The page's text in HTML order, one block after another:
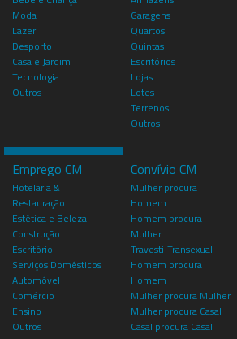
Moda
Lazer
Desporto
Casa e Jardim
Tecnologia
Outros
Garagens
Quartos
Quintas
Escritórios
Lojas
Lotes
Terrenos
Outros
Emprego CM
Hotelaria &
Restauração
Estética e Beleza
Construção
Escritório
Serviços Domésticos
Automóvel
Comércio
Ensino
Outros
Convívio CM
Mulher procura
Homem
Homem procura
Mulher
Travesti-Transexual
Homem procura
Homem
Mulher procura Mulher
Mulher procura Casal
Casal procura Casal